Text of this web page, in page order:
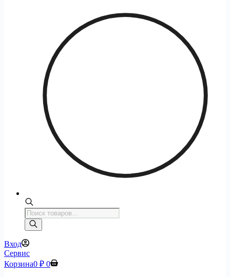
Поиск
товаров
Вход
Сервис
Корзина0 ₽ 0